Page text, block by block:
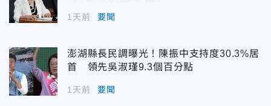
1天前 要聞
澎湖縣長民調曝光！陳振中支持度30.3%居
首 領先吳淑瑾9.3個百分點
1天前 要聞